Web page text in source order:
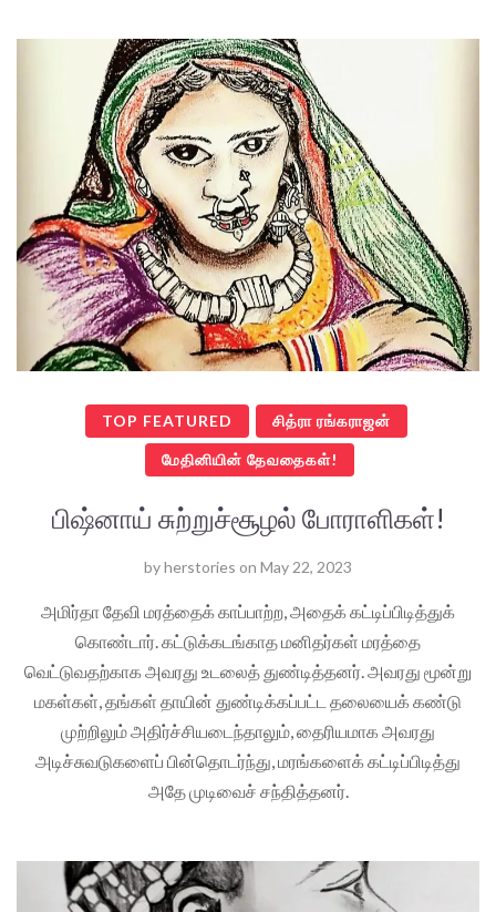
TOP FEATURED சித்ரா ரங்கராஜன்
மேதினியின் தேவதைகள்!
பிஷ்னாய் சுற்றுச்சூழல் போராளிகள்!
byherstories on May 22, 2023
அமிர்தா தேவி மரத்தைக் காப்பாற்ற, அதைக் கட்டிப்பிடித்துக்
கொண்டார். கட்டுக்கடங்காத மனிதர்கள் மரத்தை
வெட்டுவதற்காக அவரது உடலைத் துண்டித்தனர். அவரது மூன்று
மகள்கள், தங்கள் தாயின் துண்டிக்கப்பட்ட தலையைக் கண்டு
முற்றிலும் அதிர்ச்சியடைந்தாலும், தைரியமாக அவரது
அடிச்சுவடுகளைப் பின்தொடர்ந்து, மரங்களைக் கட்டிப்பிடித்து
அதே முடிவைச் சந்தித்தனர்.